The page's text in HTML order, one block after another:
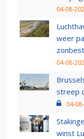
04-08-
weer
04-08-
streep
04-
winst